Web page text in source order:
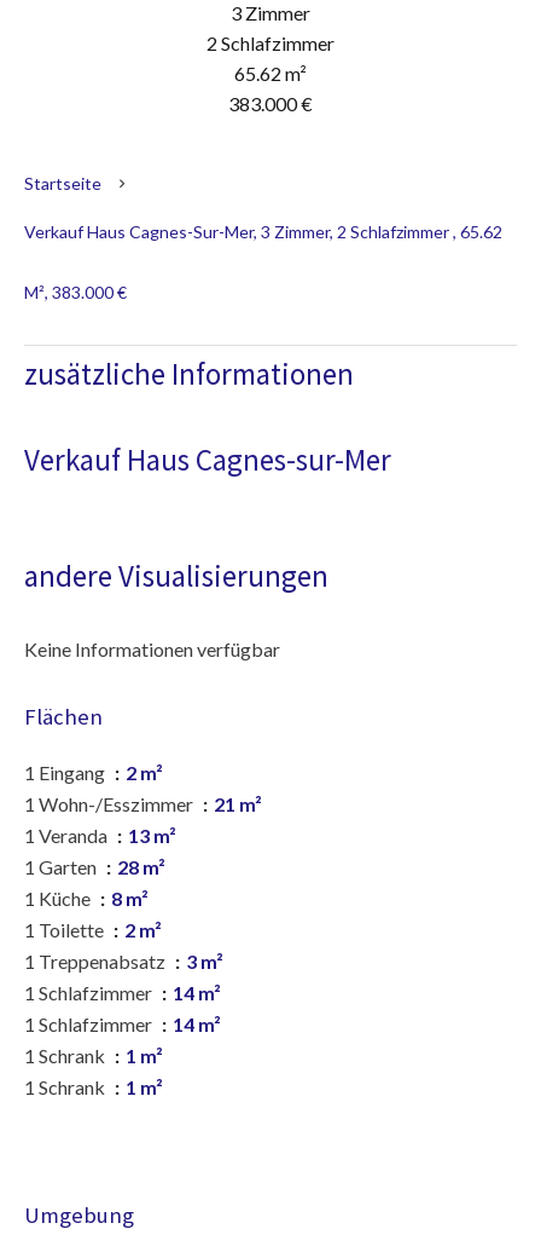
3 Zimmer
2 Schlafzimmer
65.62 m²
383.000 €
Startseite
Verkauf Haus Cagnes-Sur-Mer, 3 Zimmer, 2 Schlafzimmer , 65.62
M², 383.000 €
zusätzliche Informationen
Verkauf Haus Cagnes-sur-Mer
andere Visualisierungen
Keine Informationen verfügbar
Flächen
1 Eingang
2 m²
1 Wohn-/Esszimmer
21 m²
1 Veranda
13 m²
1 Garten
28 m²
1 Küche
8 m²
1 Toilette
2 m²
1 Treppenabsatz
3 m²
1 Schlafzimmer
14 m²
1 Schlafzimmer
14 m²
1 Schrank
1 m²
1 Schrank
1 m²
Umgebung